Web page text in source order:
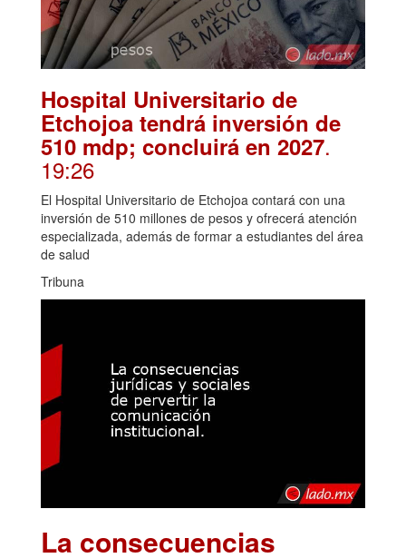
Hospital Universitario de
Etchojoa tendrá inversión de
510 mdp; concluirá en 2027.
19:26
El Hospital Universitario de Etchojoa contará con una
inversión de 510 millones de pesos y ofrecerá atención
especializada, además de formar a estudiantes del área
de salud
Tribuna
La consecuencias